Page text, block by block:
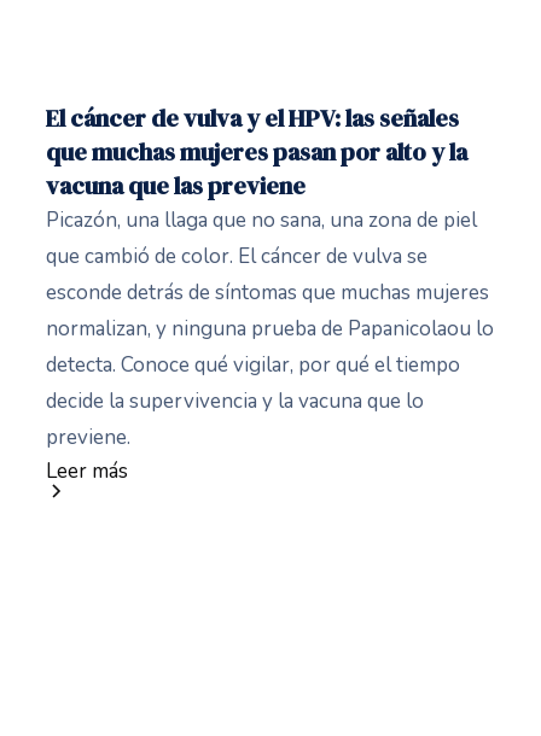
El cáncer de vulva y el HPV: las señales
que muchas mujeres pasan por alto y la
vacuna que las previene
Picazón, una llaga que no sana, una zona de piel
que cambió de color. El cáncer de vulva se
esconde detrás de síntomas que muchas mujeres
normalizan, y ninguna prueba de Papanicolaou lo
detecta. Conoce qué vigilar, por qué el tiempo
decide la supervivencia y la vacuna que lo
previene.
Leer más